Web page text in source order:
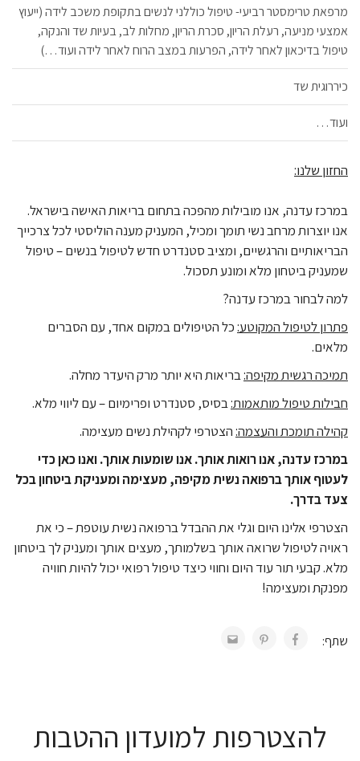
מרפאת טרימסטר רביעי- טיפול כוללני לנשים בתקופת משכב לידה (ייעוץ
אמצעי מניעה, רעלת הריון, סכרת הריון, מחלות לב, בעיות שד והנקה,
טיפול בדיכאון לאחר לידה, הפרעות במצב הרוח לאחר לידה ועוד…)
כיררוגית שד
ועוד…
החזון שלנו:
במרכז עדנה, אנו מובילות מהפכה בתחום בריאות האישה בישראל.
אנו יוצרות מרחב נשי תומך ומכיל, המעניק מענה הוליסטי לכל צרכייך
הבריאותיים והרגשיים, ומציב סטנדרט חדש לטיפול בנשים – טיפול
שמעניק ביטחון מלא ומונע תסכול.
למה לבחור במרכז עדנה?
פתרון לטיפול המקוטע:כל הטיפולים במקום אחד, עם הסברים
מלאים.
תמיכה רגשית מקיפה:בריאות היא יותר מרק היעדר מחלה.
חבילות טיפול מותאמות:בסיס, סטנדרט ופרימיום – עם ליווי מלא.
קהילה תומכת והעצמה:הצטרפי לקהילת נשים מעצימה.
במרכז עדנה, אנו רואות אותך. אנו שומעות אותך. ואנו כאן כדי
לעטוף אותך ברפואה נשית מקיפה, מעצימה ומעניקת ביטחון בכל
צעד בדרך.
הצטרפי אלינו היום וגלי את ההבדל ברפואה נשית עוטפת – כי את
ראויה לטיפול שרואה אותך בשלמותך, מעצים אותך ומעניק לך ביטחון
מלא. קבעי תור עוד היום וחווי כיצד טיפול רפואי יכול להיות חוויה
מפנקת ומעצימה!
שתף:
להצטרפות למועדון ההטבות